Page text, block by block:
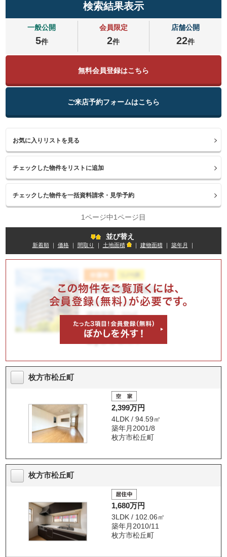
検索結果表示
一般公開
5件
会員限定
2件
店舗公開
22件
無料会員登録はこちら
ご来店予約フォームはこちら
お気に入りリストを見る
1ページ中1ページ目
並び替え
新着順｜ 価格｜ 間取り 土地面積 ｜ 建物面積｜ 築年月
枚方市松丘町
2,399万円
4LDK / 94.59㎡
築年月2001/8
枚方市松丘町
枚方市松丘町
1,680万円
3LDK / 102.06㎡
築年月2010/11
枚方市松丘町